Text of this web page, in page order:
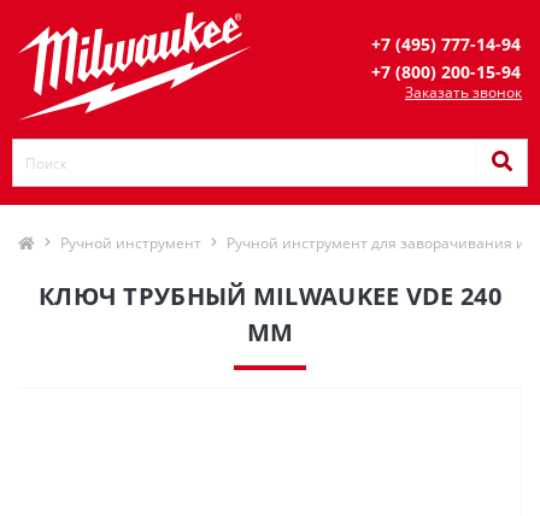
+7 (495) 777-14-94
+7 (800) 200-15-94
Заказать звонок
Ручной инструмент Ручной инструмент для заворачивания и
КЛЮЧ ТРУБНЫЙ MILWAUKEE VDE 240
ММ